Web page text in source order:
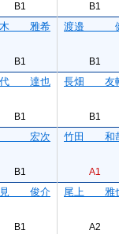
B1 B1
木 雅希
B1
渡邉
B1
代 達也
B1
長畑 友
B1
宏次
B1
竹田 和
A1
見 俊介
B1
尾上 雅
A2